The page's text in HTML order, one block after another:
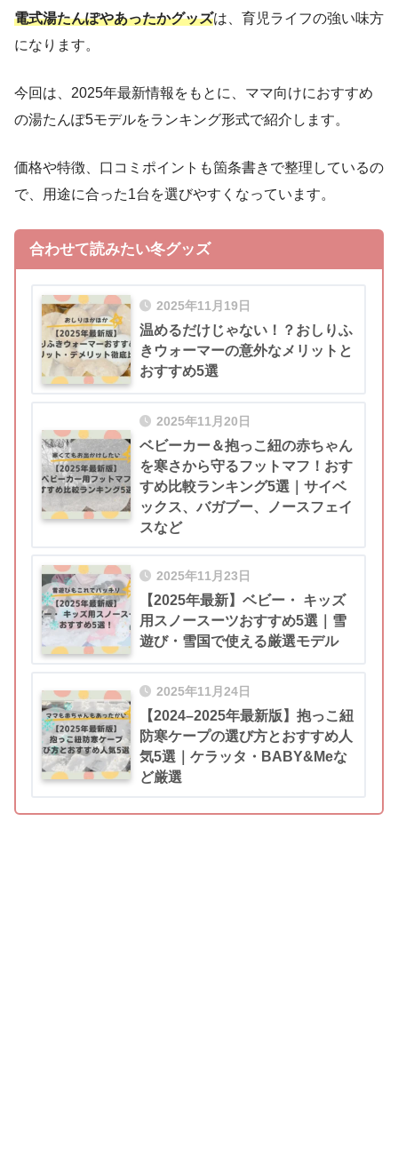
電式湯たんぽやあったかグッズは、育児ライフの強い味方
になります。
今回は、2025年最新情報をもとに、ママ向けにおすすめ
の湯たんぽ5モデルをランキング形式で紹介します。
価格や特徴、口コミポイントも箇条書きで整理しているの
で、用途に合った1台を選びやすくなっています。
合わせて読みたい冬グッズ
2025年11月19日
温めるだけじゃない！？おしりふ
きウォーマーの意外なメリットと
おすすめ5選
2025年11月20日
ベビーカー＆抱っこ紐の赤ちゃん
を寒さから守るフットマフ！おす
すめ比較ランキング5選｜サイベ
ックス、バガブー、ノースフェイ
スなど
2025年11月23日
【2025年最新】ベビー・ キッズ
用スノースーツおすすめ5選｜雪
遊び・雪国で使える厳選モデル
2025年11月24日
【2024–2025年最新版】抱っこ紐
防寒ケープの選び方とおすすめ人
気5選｜ケラッタ・BABY&Meな
ど厳選